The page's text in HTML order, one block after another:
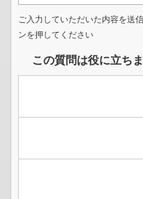
ご入力していただいた内容を送
ンを押してください
この質問は役に立ち